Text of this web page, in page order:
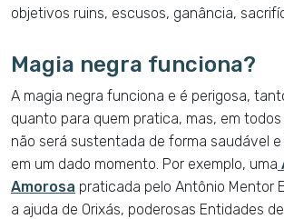
objetivos ruins, escusos, ganância,
Magia negra funciona?
A magia negra funciona e é perigosa,
quanto para quem pratica, mas, em
não será sustentada de forma saudável
em um dado momento. Por exemplo, uma
Amorosa praticada pelo Antônio Mentor
a ajuda de Orixás, poderosas Entidades de